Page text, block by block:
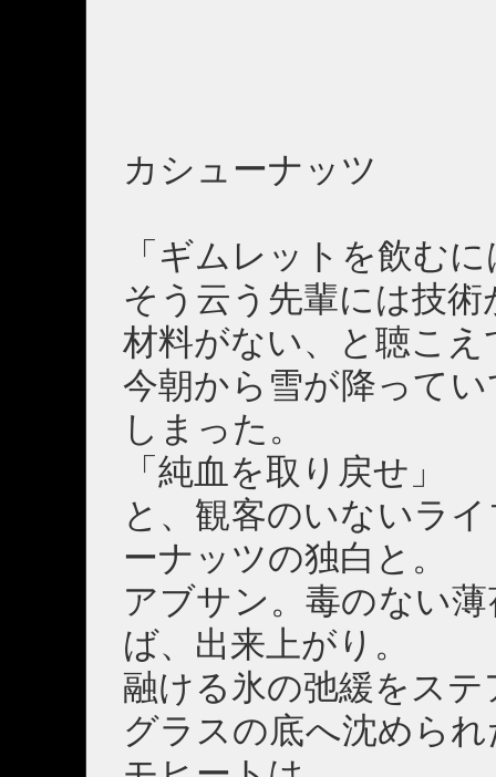
カシューナッツ
「ギムレットを飲む
そう云う先輩には技術
材料がない、と聴こ
今朝から雪が降って
しまった。
「純血を取り戻せ」
と、観客のいないラ
ーナッツの独白と。
アブサン。毒のない
ば、出来上がり。
融ける氷の弛緩をス
グラスの底へ沈めら